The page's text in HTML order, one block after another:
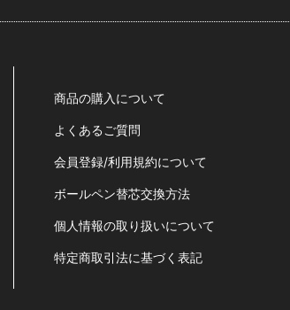
商品の購入について
よくあるご質問
会員登録/利用規約について
ボールペン替芯交換方法
個人情報の取り扱いについて
特定商取引法に基づく表記